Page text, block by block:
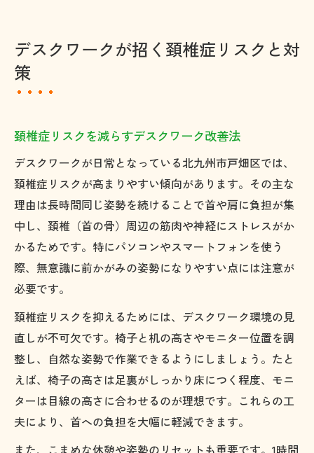
デスクワークが招く頚椎症リスクと対
策
頚椎症リスクを減らすデスクワーク改善法
デスクワークが日常となっている北九州市戸畑区では、
頚椎症リスクが高まりやすい傾向があります。その主な
理由は長時間同じ姿勢を続けることで首や肩に負担が集
中し、頚椎（首の骨）周辺の筋肉や神経にストレスがか
かるためです。特にパソコンやスマートフォンを使う
際、無意識に前かがみの姿勢になりやすい点には注意が
必要です。
頚椎症リスクを抑えるためには、デスクワーク環境の見
直しが不可欠です。椅子と机の高さやモニター位置を調
整し、自然な姿勢で作業できるようにしましょう。たと
えば、椅子の高さは足裏がしっかり床につく程度、モニ
ターは目線の高さに合わせるのが理想です。これらの工
夫により、首への負担を大幅に軽減できます。
また、こまめな休憩や姿勢のリセットも重要です。1時間